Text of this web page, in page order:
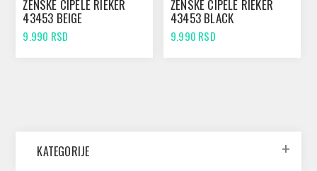
ŽENSKE CIPELE RIEKER
43453 BEIGE
9.990 RSD
ŽENSKE CIPELE RIEKER
43453 BLACK
9.990 RSD
KATEGORIJE